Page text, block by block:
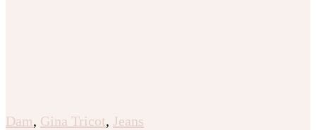
Dam, Gina Tricot, Jeans